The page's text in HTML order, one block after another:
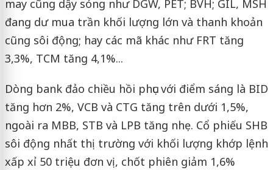
may cũng dậy sóng như DGW, PET; BVH; GIL, MSH
đang dư mua trần khối lượng lớn và thanh khoản
cũng sôi động; hay các mã khác như FRT tăng
3,3%, TCM tăng 4,1%...
Dòng bank đảo chiều hồi phục với điểm sáng là BID
tăng hơn 2%, VCB và CTG tăng trên dưới 1,5%,
ngoài ra MBB, STB và LPB tăng nhẹ. Cổ phiếu SHB
sôi động nhất thị trường với khối lượng khớp lệnh
xấp xỉ 50 triệu đơn vị, chốt phiên giảm 1,6%